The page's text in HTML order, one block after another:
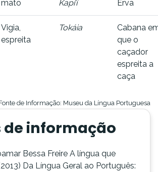
mato Kapi’í Erva
Vigia,
espreita
Tokáia
Cabana
que o
caçador
espreita a
caça
de Informação: Museu da Língua Portuguesa
de informação
Bessa Freire A língua que
Da Língua Geral ao Português: